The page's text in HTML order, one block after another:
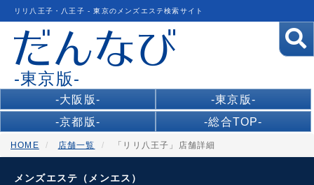
リリ八王子・八王子 - 東京のメンズエステ検索サイト
-東京版-
-大阪版-
-東京版-
-京都版-
-総合TOP-
HOME 店舗一覧 「リリ八王子」店舗詳細
メンズエステ（メンエス）